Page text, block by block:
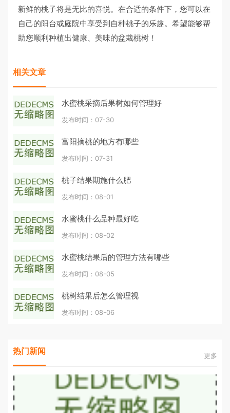
新鲜的桃子将是无比的喜悦。在合适的条件下，您可以在
自己的阳台或庭院中享受到自种桃子的乐趣。希望能够帮
助您顺利种植出健康、美味的盆栽桃树！
相关文章
水蜜桃采摘后果树如何管理好
发布时间：07-30
富阳摘桃的地方有哪些
发布时间：07-31
桃子结果期施什么肥
发布时间：08-01
水蜜桃什么品种最好吃
发布时间：08-02
水蜜桃结果后的管理方法有哪些
发布时间：08-05
桃树结果后怎么管理视
发布时间：08-06
热门新闻 更多